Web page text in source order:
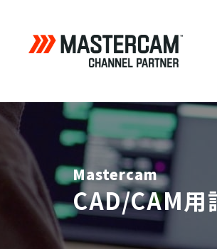
Mastercam
CAD/CAM用